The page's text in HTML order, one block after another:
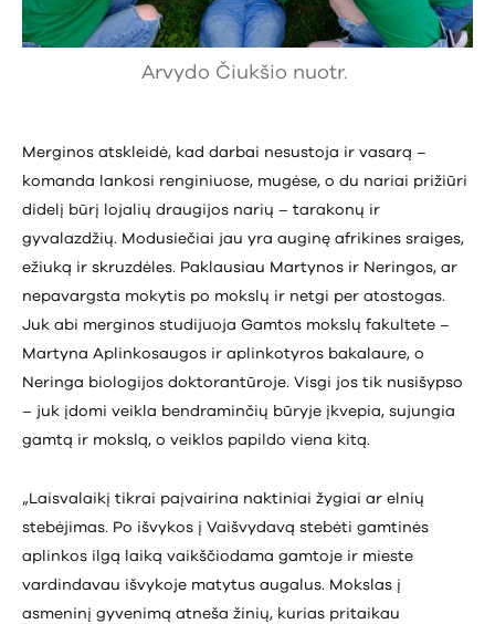
Arvydo Čiukšio nuotr.
Merginos atskleidė, kad darbai nesustoja ir vasarą –
komanda lankosi renginiuose, mugėse, o du nariai prižiūri
didelį būrį lojalių draugijos narių – tarakonų ir
gyvalazdžių. Modusiečiai jau yra auginę afrikines sraiges,
ežiuką ir skruzdėles. Paklausiau Martynos ir Neringos, ar
nepavargsta mokytis po mokslų ir netgi per atostogas.
Juk abi merginos studijuoja Gamtos mokslų fakultete –
Martyna Aplinkosaugos ir aplinkotyros bakalaure, o
Neringa biologijos doktorantūroje. Visgi jos tik nusišypso
– juk įdomi veikla bendraminčių būryje įkvepia, sujungia
gamtą ir mokslą, o veiklos papildo viena kitą.
„Laisvalaikį tikrai paįvairina naktiniai žygiai ar elnių
stebėjimas. Po išvykos į Vaišvydavą stebėti gamtinės
aplinkos ilgą laiką vaikščiodama gamtoje ir mieste
vardindavau išvykoje matytus augalus. Mokslas į
asmeninį gyvenimą atneša žinių, kurias pritaikau